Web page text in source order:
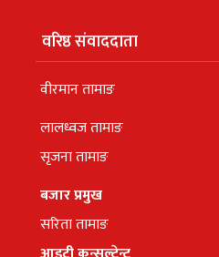
वरिष्ठ संवाददाता
वीरमान तामाङ
लालध्वज तामाङ
सृजना तामाङ
बजार प्रमुख
सरिता तामाङ